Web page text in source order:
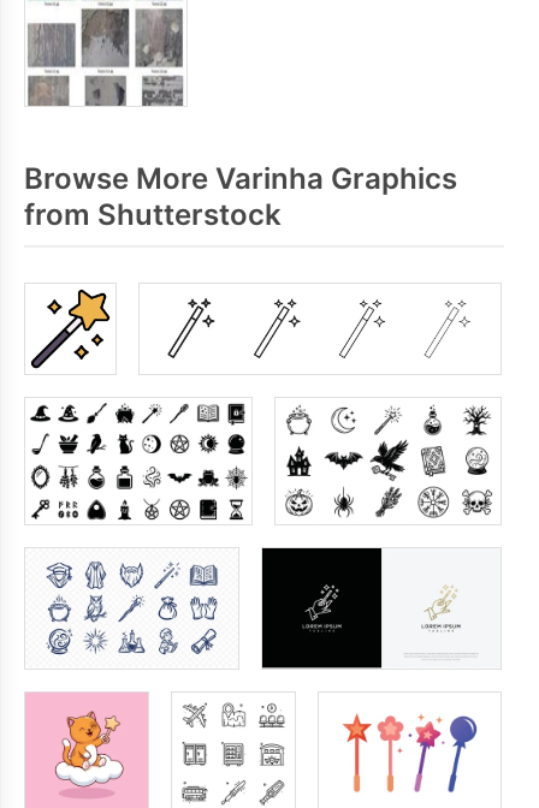
Browse More Varinha Graphics
from Shutterstock